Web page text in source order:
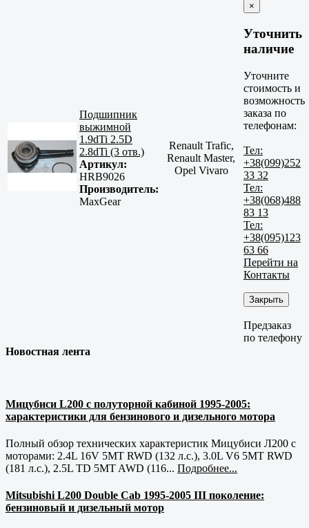
Подшипник
выжимной
1.9dTi 2.5D
2.8dTi (3 отв.)
Артикул:
HRB9026
Производитель:
MaxGear
Renault Trafic,
Renault Master,
Opel Vivaro
×
Уточнить
наличие
Уточните
стоимость и
возможность
заказа по
телефонам:
Тел:
+38(099)252
33 32
Тел:
+38(068)488
83 13
Тел:
+38(095)123
63 66
Перейти на
Контакты
Закрыть
Предзаказ
по телефону
Новостная лента
Мицубиси L200 с полуторной кабиной 1995-2005:
характеристики для бензинового и дизельного мотора
Полный обзор технических характеристик Мицубиси Л200 с
моторами: 2.4L 16V 5MT RWD (132 л.с.), 3.0L V6 5MT RWD
(181 л.с.), 2.5L TD 5MT AWD (116... Подробнее...
Mitsubishi L200 Double Cab 1995-2005 III поколение:
бензиновый и дизельный мотор